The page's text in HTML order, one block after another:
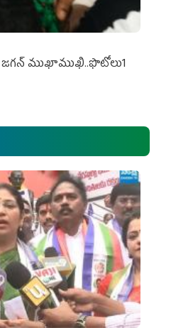
ముఖాముఖి..ఫొటోలు1